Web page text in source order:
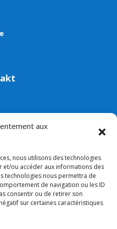
aux
nous utilisons des technologies
et/ou accéder aux informations des
technologies nous permettra de
de navigation ou les ID
consentir ou de retirer son
sur certaines caractéristiques